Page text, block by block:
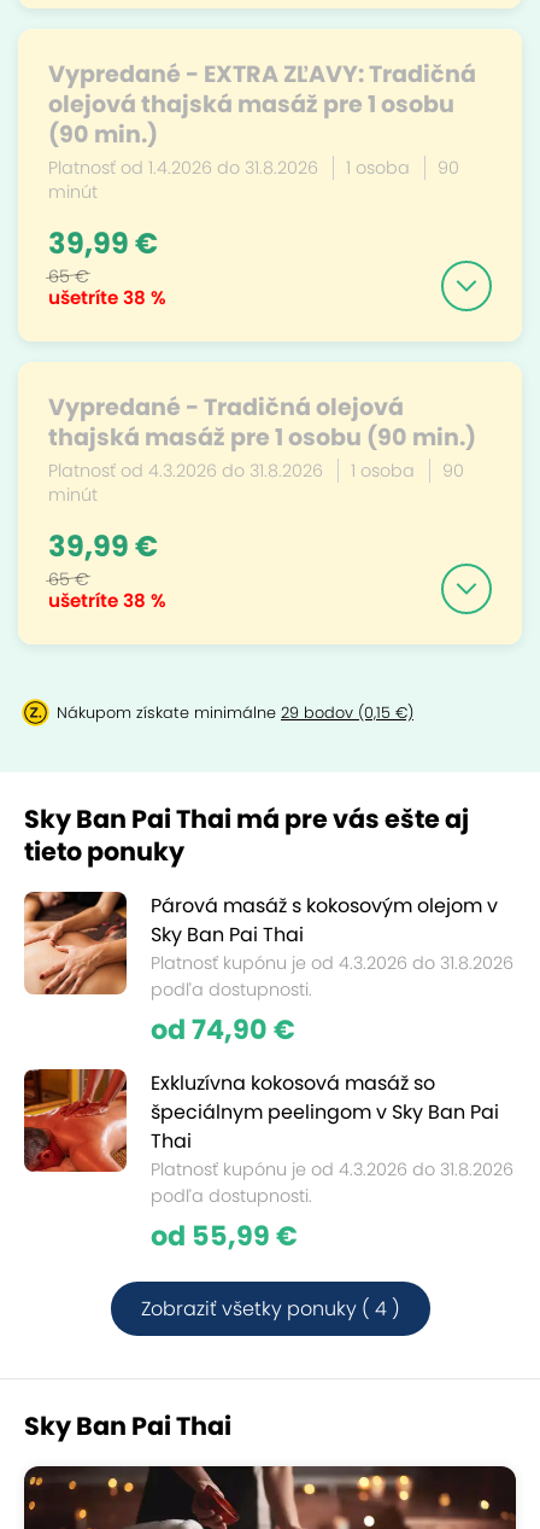
Vypredané - EXTRA ZĽAVY: Tradičná
olejová thajská masáž pre 1 osobu
(90 min.)
Platnosť od 1.4.2026 do 31.8.2026 1 osoba
90
minút
ušetríte38 %
39,99 €
65 €
Vypredané - Tradičná olejová
thajská masáž pre 1 osobu (90 min.)
Platnosť od 4.3.2026 do 31.8.2026 1 osoba
90
minút
ušetríte38 %
39,99 €
65 €
Nákupom získate minimálne 29 bodov (0,15 €)
Sky Ban Pai Thai má pre vás ešte aj
tieto ponuky
Párová masáž s kokosovým olejom v
Sky Ban Pai Thai
Platnosť kupónu je od 4.3.2026 do 31.8.2026
podľa dostupnosti.
od 74,90 €
Exkluzívna kokosová masáž so
špeciálnym peelingom v Sky Ban Pai
Thai
Platnosť kupónu je od 4.3.2026 do 31.8.2026
podľa dostupnosti.
od 55,99 €
Zobraziť všetky ponuky ( 4 )
Sky Ban Pai Thai